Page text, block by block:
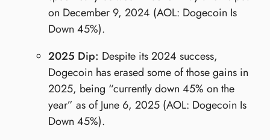
on December 9, 2024 (AOL: Dogecoin Is
Down 45%).
2025 Dip: Despite its 2024 success,
Dogecoin has erased some of those gains in
2025, being “currently down 45% on the
year” as of June 6, 2025 (AOL: Dogecoin Is
Down 45%).